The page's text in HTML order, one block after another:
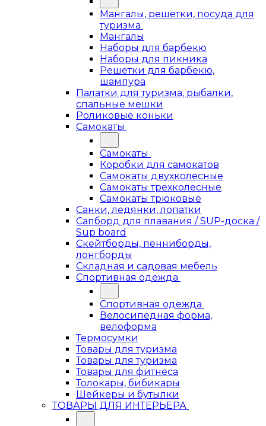
Мангалы, решетки, посуда для
туризма
Мангалы
Наборы для барбекю
Наборы для пикника
Решетки для барбекю,
шампура
Палатки для туризма, рыбалки,
спальные мешки
Роликовые коньки
Самокаты
Самокаты
Коробки для самокатов
Самокаты двухколесные
Самокаты трехколесные
Самокаты трюковые
Санки, ледянки, лопатки
Сапборд для плавания / SUP-доска /
Sup board
Скейтборды, пенниборды,
лонгборды
Складная и садовая мебель
Спортивная одежда
Спортивная одежда
Велосипедная форма,
велоформа
Термосумки
Товары для туризма
Товары для туризма
Товары для фитнеса
Толокары, бибикары
Шейкеры и бутылки
ТОВАРЫ ДЛЯ ИНТЕРЬЕРА